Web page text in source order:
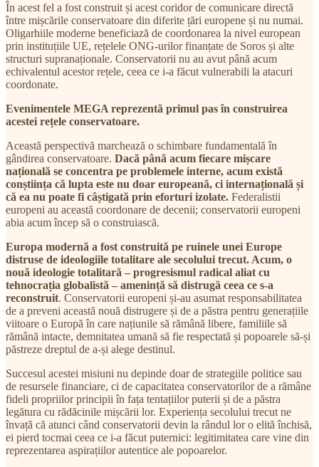
În acest fel a fost construit și acest coridor de comunicare directă
între mișcările conservatoare din diferite țări europene și nu numai.
Oligarhiile moderne beneficiază de coordonarea la nivel european
prin instituțiile UE, rețelele ONG-urilor finanțate de Soros și alte
structuri supranaționale. Conservatorii nu au avut până acum
echivalentul acestor rețele, ceea ce i-a făcut vulnerabili la atacuri
coordonate.
Evenimentele MEGA reprezentă primul pas în construirea
acestei rețele conservatoare.
Această perspectivă marchează o schimbare fundamentală în
gândirea conservatoare. Dacă până acum fiecare mișcare
națională se concentra pe problemele interne, acum există
conștiința că lupta este nu doar europeană, ci internațională și
că ea nu poate fi câștigată prin eforturi izolate. Federalistii
europeni au această coordonare de decenii; conservatorii europeni
abia acum încep să o construiască.
Europa modernă a fost construită pe ruinele unei Europe
distruse de ideologiile totalitare ale secolului trecut. Acum, o
nouă ideologie totalitară – progresismul radical aliat cu
tehnocrația globalistă – amenință să distrugă ceea ce s-a
reconstruit. Conservatorii europeni și-au asumat responsabilitatea
de a preveni această nouă distrugere și de a păstra pentru generațiile
viitoare o Europă în care națiunile să rămână libere, familiile să
rămână intacte, demnitatea umană să fie respectată și popoarele să-și
păstreze dreptul de a-și alege destinul.
Succesul acestei misiuni nu depinde doar de strategiile politice sau
de resursele financiare, ci de capacitatea conservatorilor de a rămâne
fideli propriilor principii în fața tentațiilor puterii și de a păstra
legătura cu rădăcinile mișcării lor. Experiența secolului trecut ne
învață că atunci când conservatorii devin la rândul lor o elită închisă,
ei pierd tocmai ceea ce i-a făcut puternici: legitimitatea care vine din
reprezentarea aspirațiilor autentice ale popoarelor.